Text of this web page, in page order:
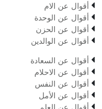
 أقوال عن الام
 أقوال عن الوحدة
 أقوال عن الحزن
 أقوال عن الوالدين
 أقوال عن السعادة
 أقوال عن الاحلام
 أقوال عن النفس
 أقوال عن الأمل
